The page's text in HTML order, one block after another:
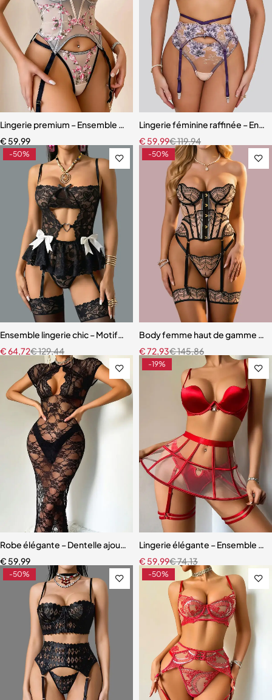
Lingerie premium – Ensemble sculptant en dentelle brodée florale
€ 59,99
Lingerie féminine raffinée –
€119,94
€ 59,99
-50%
Ensemble lingerie chic – Motifs cœur, découpes raffinées et
€129,44
€64,72
-50%
Body femme haut de gamme –
€145,86
€72,93
Robe élégante – Dentelle ajourée avec fente haute et effet
€ 59,99
-19%
Lingerie élégante – Ensemble
€74,13
€ 59,99
-50% -50%